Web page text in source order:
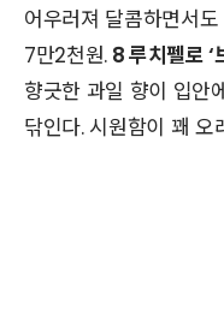
어우러져 달콤하면서
7만2천원.8 루치펠로 ‘
향긋한 과일 향이 입안
닦인다. 시원함이 꽤